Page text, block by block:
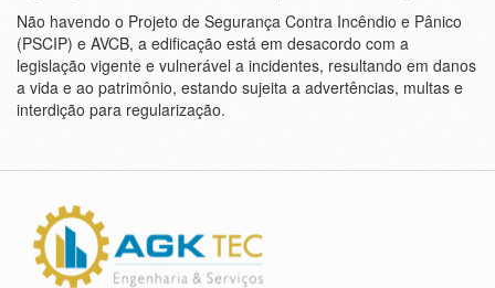
Não havendo o Projeto de Segurança Contra Incêndio e Pânico
(PSCIP) e AVCB, a edificação está em desacordo com a
legislação vigente e vulnerável a incidentes, resultando em danos
a vida e ao patrimônio, estando sujeita a advertências, multas e
interdição para regularização.